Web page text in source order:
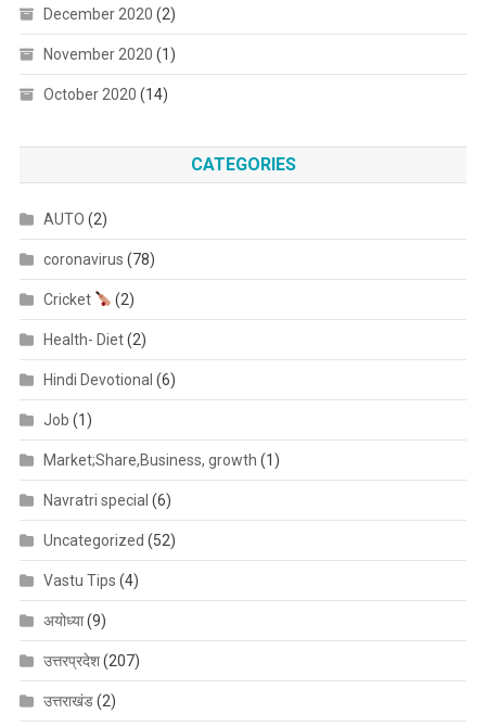
December 2020 (2)
November 2020 (1)
October 2020 (14)
CATEGORIES
AUTO (2)
coronavirus (78)
Cricket (2)
Health- Diet(2)
Hindi Devotional (6)
Job (1)
Market;Share,Business, growth (1)
Navratri special (6)
Uncategorized (52)
Vastu Tips (4)
अयोध्या(9)
उत्तरप्रदेश(207)
उत्तराखंड(2)